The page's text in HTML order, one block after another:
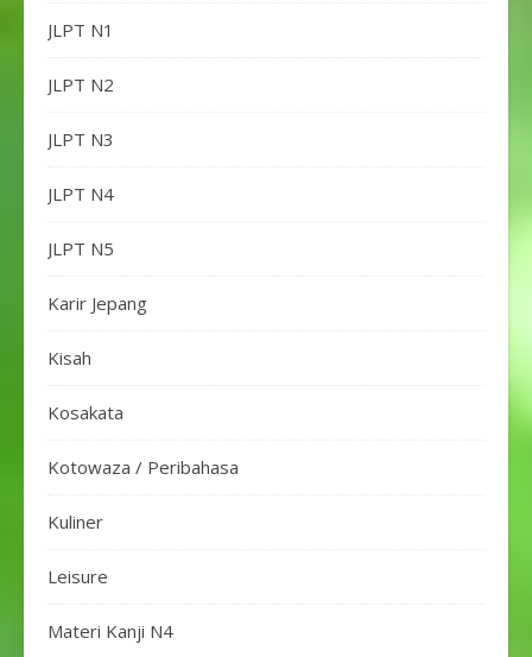
JLPT N1
JLPT N2
JLPT N3
JLPT N4
JLPT N5
Karir Jepang
Kisah
Kosakata
Kotowaza / Peribahasa
Kuliner
Leisure
Materi Kanji N4